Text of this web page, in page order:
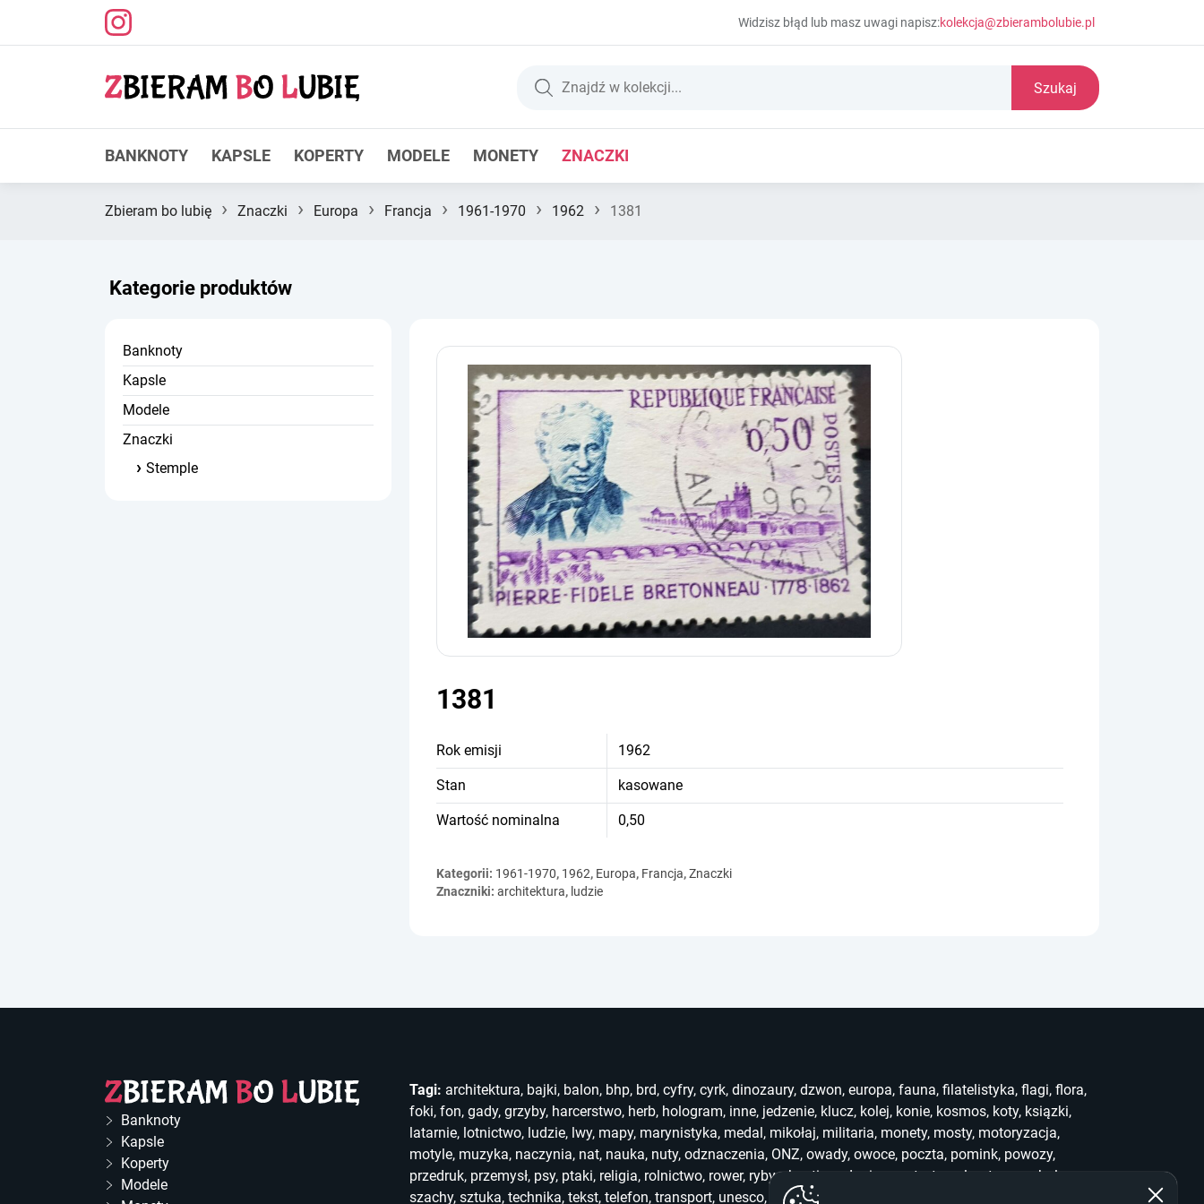
Widzisz błąd lub masz uwagi napisz:kolekcja@zbierambolubie.pl
Szukaj
BANKNOTY KAPSLE KOPERTY MODELE MONETY ZNACZKI
Zbieram bo lubię › Znaczki › Europa › Francja › 1961-1970 › 1962 › 1381
Kategorie produktów
Banknoty
Kapsle
Modele
Znaczki
Stemple
1381
Rok emisji 1962
Stan kasowane
Wartość nominalna 0,50
Kategorii: 1961-1970, 1962, Europa, Francja,Znaczki
Znaczniki: architektura, ludzie
Banknoty
Kapsle
Koperty
Modele
Tagi: architektura, bajki, balon, bhp, brd, cyfry, cyrk, dinozaury, dzwon, europa, fauna, filatelistyka, flagi, flora,
foki, fon, gady, grzyby, harcerstwo, herb, hologram, inne, jedzenie, klucz, kolej, konie, kosmos, koty, ksiązki,
latarnie, lotnictwo, ludzie, lwy, mapy, marynistyka, medal, mikołaj, militaria, monety, mosty, motoryzacja,
motyle, muzyka, naczynia, nat, nauka, nuty, odznaczenia, ONZ, owady, owoce, poczta, pomink, powozy,
przedruk, przemysł, psy, ptaki, religia, rolnictwo, rower, ryby,skauting słonie sport stemple stra symbole
szachy, sztuka, technika, tekst, telefon, transport, unesco, unicef,who